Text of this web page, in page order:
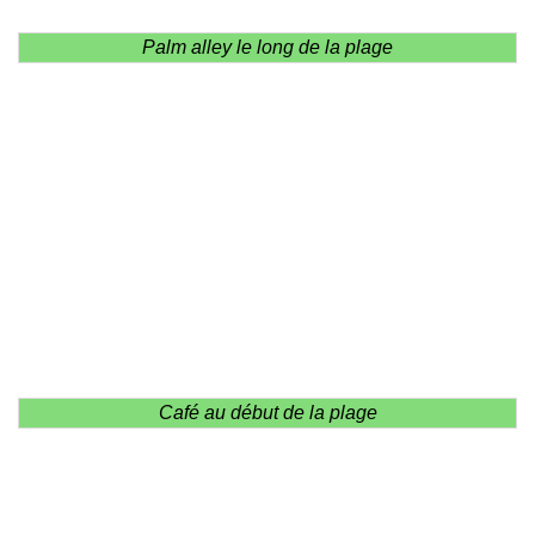
Palm alley le long de la plage
Café au début de la plage